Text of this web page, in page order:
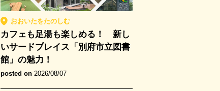
おおいたをたのしむ
カフェも足湯も楽しめる！ 新し
いサードプレイス「別府市立図書
館」の魅力！
posted on 2026/08/07